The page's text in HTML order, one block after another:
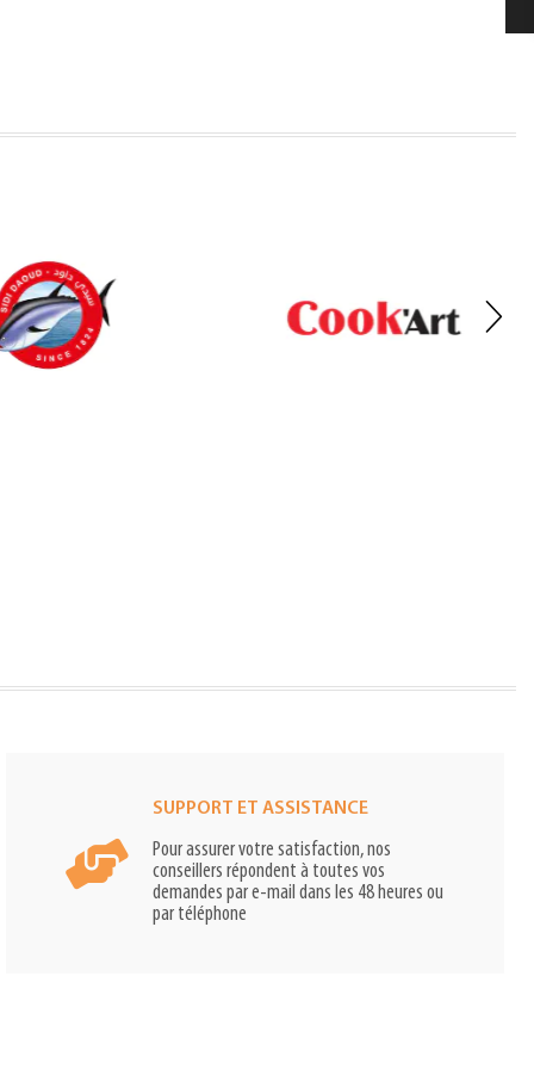
SUPPORT ET ASSISTANCE
Pour assurer votre satisfaction, nos
conseillers répondent à toutes vos
demandes par e-mail dans les 48 heures ou
par téléphone